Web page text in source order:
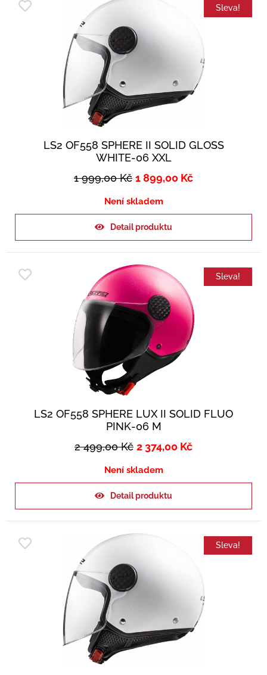
Sleva!
LS2 OF558 SPHERE II SOLID GLOSS
WHITE-06 XXL
1 999,00Kč 1 899,00 Kč
Není skladem
Detail produktu
Sleva!
LS2 OF558 SPHERE LUX II SOLID FLUO
PINK-06 M
2 499,00Kč 2 374,00 Kč
Není skladem
Detail produktu
Sleva!